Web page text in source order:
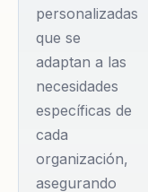
mercados diversos.
Su filosofía se basa
en la premisa de
que 'El Arte de la
Comunicación es el
lenguaje del
personalizadas
que se
adaptan a las
necesidades
específicas de
cada
organización,
asegurando